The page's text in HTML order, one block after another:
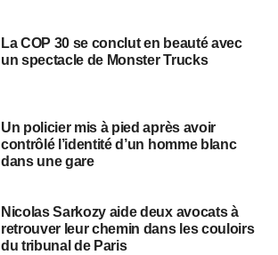
La COP 30 se conclut en beauté avec
un spectacle de Monster Trucks
Un policier mis à pied après avoir
contrôlé l’identité d’un homme blanc
dans une gare
Nicolas Sarkozy aide deux avocats à
retrouver leur chemin dans les couloirs
du tribunal de Paris